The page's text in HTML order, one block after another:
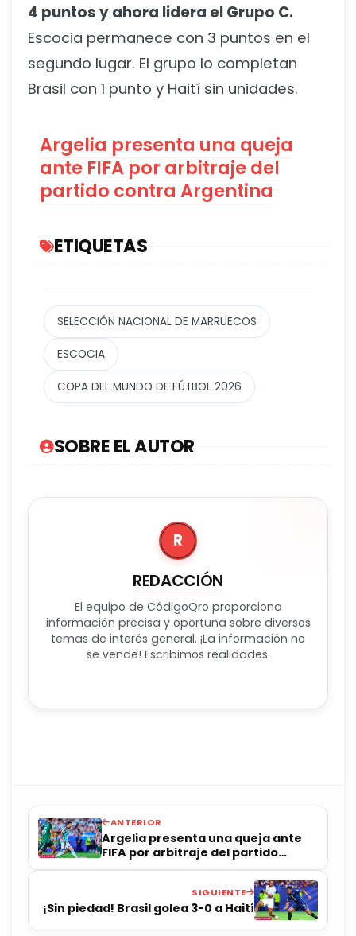
4 puntos y ahora lidera el Grupo C.
Escocia permanece con 3 puntos en el
segundo lugar. El grupo lo completan
Brasil con 1 punto y Haití sin unidades.
Argelia presenta una queja
ante FIFA por arbitraje del
partido contra Argentina
ETIQUETAS
SELECCIÓN NACIONAL DE MARRUECOS
ESCOCIA
COPA DEL MUNDO DE FÚTBOL 2026
SOBRE EL AUTOR
R
REDACCIÓN
El equipo de CódigoQro proporciona
información precisa y oportuna sobre diversos
temas de interés general. ¡La información no
se vende! Escribimos realidades.
ANTERIOR
Argelia presenta una queja ante
FIFA por arbitraje del partido
contra Argentina
SIGUIENTE
¡Sin piedad! Brasil golea 3-0 a Haití